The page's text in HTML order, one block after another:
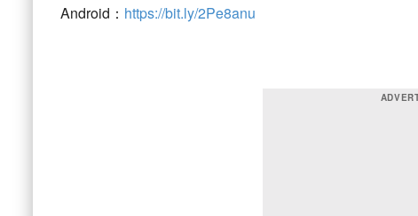
Android： https://bit.ly/2Pe8anu